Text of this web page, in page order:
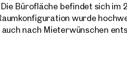
Bürofläche befindet sich im
wurde
nach Mieterwünschen
können, je nach